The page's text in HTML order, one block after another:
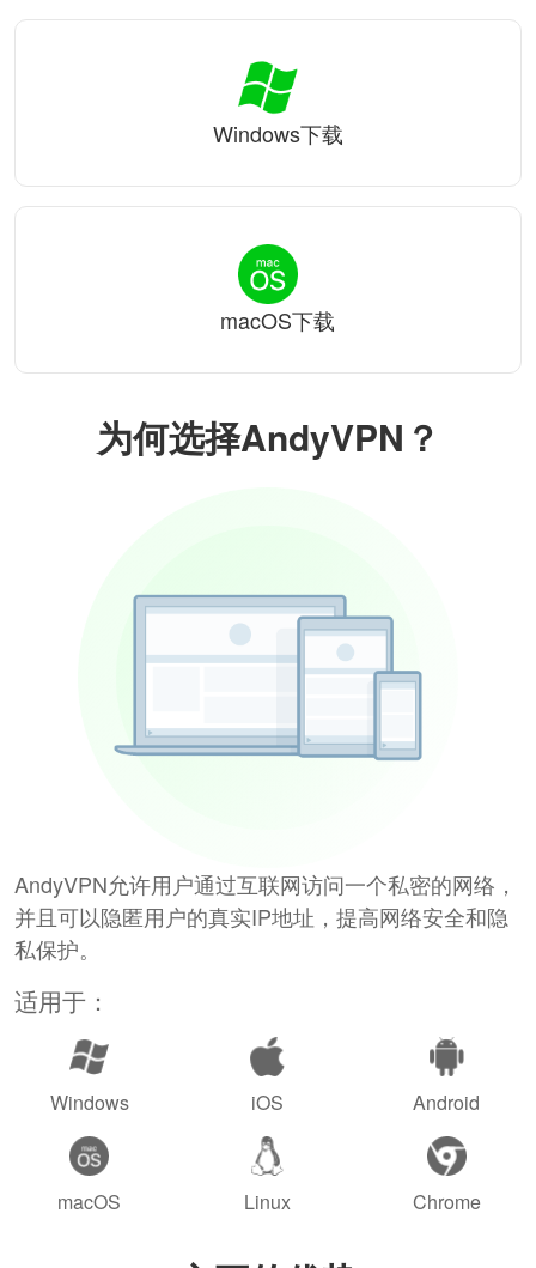
为何选择AndyVPN？
AndyVPN允许用户通过互联网访问一个私密的网络，
并且可以隐匿用户的真实IP地址，提高网络安全和隐
私保护。
适用于：
Windows iOS Android
macOS Linux Chrome
Windows下载
macOS下载